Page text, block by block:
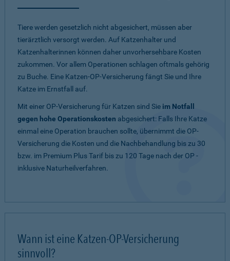
Tiere werden gesetzlich nicht abgesichert, müssen aber
tierärztlich versorgt werden. Auf Katzenhalter und
Katzenhalterinnen können daher unvorhersehbare Kosten
zukommen. Vor allem Operationen schlagen oftmals gehörig
zu Buche. Eine Katzen-OP-Versicherung fängt Sie und Ihre
Katze im Ernstfall auf.
Mit einer OP-Versicherung für Katzen sind Sie im Notfall
gegen hohe Operationskosten abgesichert: Falls Ihre Katze
einmal eine Operation brauchen sollte, übernimmt die OP-
Versicherung die Kosten und die Nachbehandlung bis zu 30
bzw. im Premium Plus Tarif bis zu 120 Tage nach der OP -
inklusive Naturheilverfahren.
Wann ist eine Katzen-OP-Versicherung
sinnvoll?